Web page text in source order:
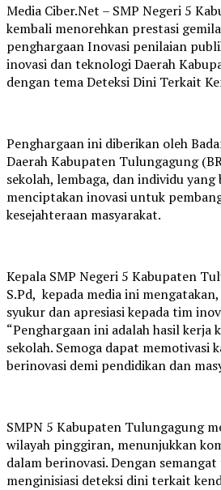
Media Ciber.Net – SMP Negeri 5
kembali menorehkan prestasi
penghargaan Inovasi penilaian
inovasi dan teknologi Daerah
dengan tema Deteksi Dini Terkait
Penghargaan ini diberikan oleh
Daerah Kabupaten Tulungagung
sekolah, lembaga, dan individu
menciptakan inovasi untuk
kesejahteraan masyarakat.
Kepala SMP Negeri 5 Kabupaten
S.Pd, kepada media ini
syukur dan apresiasi kepada tim
“Penghargaan ini adalah hasil kerja
sekolah. Semoga dapat memotivasi
berinovasi demi pendidikan dan
SMPN 5 Kabupaten Tulungagung
wilayah pinggiran, menunjukkan
dalam berinovasi. Dengan
menginisiasi deteksi dini terkait